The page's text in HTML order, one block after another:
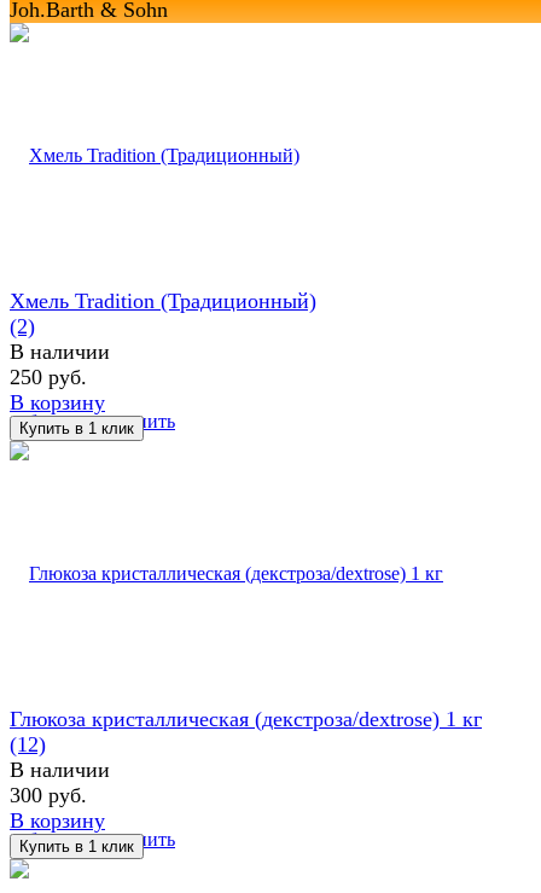
Joh.Barth & Sohn
избранное сравнить
Хмель Tradition (Традиционный)
(2)
В наличии
250 руб.
В корзину
избранное сравнить
Глюкоза кристаллическая (декстроза/dextrose) 1 кг
(12)
В наличии
300 руб.
В корзину